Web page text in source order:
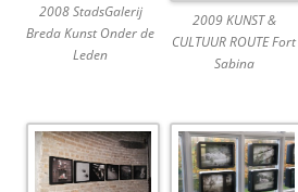
2008 StadsGalerij
Breda Kunst Onder de
Leden
2009 KUNST &
CULTUUR ROUTE Fort
Sabina